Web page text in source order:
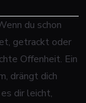
du schon
getrackt oder
Offenheit. Ein
drängt dich
dir leicht,